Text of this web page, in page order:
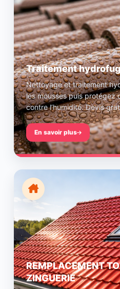
Traitement
Nettoyage et traitement
les mousses puis protégez
contre l’humidité. Devis
En savoir plus
REMPLACEMENT
ZINGUERIE